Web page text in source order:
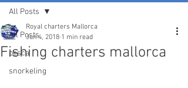
All Posts
pesca
snorkeling
All Posts
Fishing charters mallorca
Royal charters Mallorca
Jun 4, 2018 1 min read